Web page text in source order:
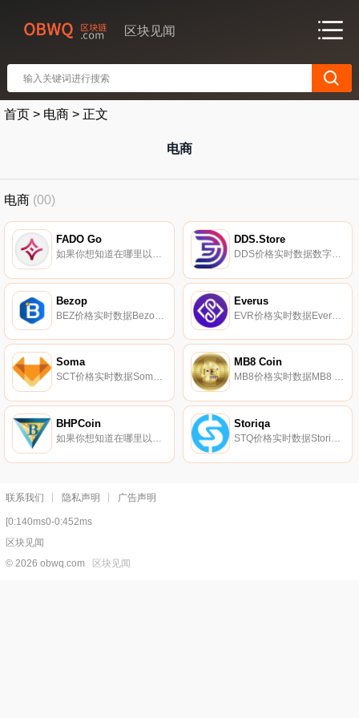
区块见闻
首页 > 电商 > 正文
电商
电商 (00)
FADO Go
如果你想知道在哪里以当前价格购买FADO Go,目前交易{FADO Go]股票的顶级加密货币交易所是PancakeSwap（V2）。您可以在我们的加密货币交易所页面上找到其他列表。来自Fado.vn,越南和柬埔寨跨境电子商务排名第一.
DDS.Store
DDS价格实时数据数字美元商店（DDS）是一个未来的平台,使现代购物者能够消费他们的加密货币,并通过主要的电子商务平台进行购买。此外,我们的高级平台将促进对等（P2P）市场,为供应商和买家带来速度、便利和利润.
Bezop Everus
Soma
SCT价格实时数据Soma（SCT）是一种加密货币,在以太坊平台上运行。Soma目前的供应量为14418073.8322507,其中9771527.03867703正在流通。最近已知的Soma价格为0.0127432美元,在过去24小时内上涨了0.00.
MB8 Coin
MB8价格实时数据MB8 Coin是由全球购物和旅游平台“Multibuy”和区块链专家“Blockchain Scotland”共同合作创建的。他们共同构建了MB8 Coin,以便在现有的Multibuy生态系统中运行.
BHPCoin
如果你想知道在哪里以当前价格购买BHPCoin,目前交易{BHPCoin]股票的顶级加密货币交易所是OKX和BitUBU。您可以在我们的加密货币交易所页面上找到其他列表。算力币（BHPcoin,简称BHP）是BHP公链的原始代币,也是一种权益代币,用于刺激区块链建设和管理区块链生态系统.
Storiqa
STQ价格实时数据Storiqa（STQ）是一种加密货币,在以太坊平台上运行。Storiqa目前的供应量为11287544271.56258,其中10920877604.89258正在流通。最近已知的Storiqa价格为0.00002451美元,在过去24小时内上涨了1.53美元.
联系我们 隐私声明 广告声明
[0:140ms0-0:452ms
区块见闻
© 2026 obwq.com 区块见闻